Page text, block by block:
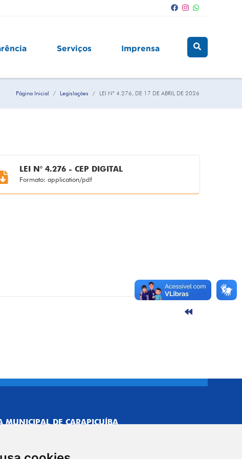
Serviços Imprensa
Página Inicial Legislações LEI N° 4.276, DE 17 DE ABRIL DE 2026
LEI N° 4.276 - CEP DIGITAL
Formato: application/pdf
MUNICIPAL DE CARAPICUÍBA